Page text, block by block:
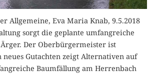
Allgemeine, Eva Maria Knab, 9.5.2018
sorgt die geplante umfangreiche
Der Oberbürgermeister ist
neues Gutachten zeigt Alternativen auf
Baumfällung am Herrenbach